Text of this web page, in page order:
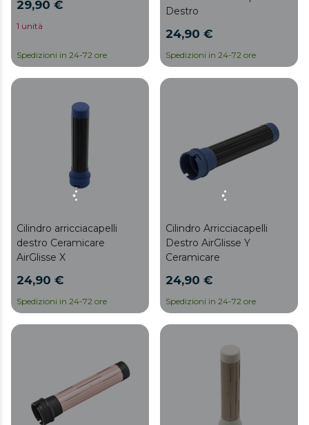
29,90 €
1 unità
Spedizioni in 24-72 ore
Destro
24,90 €
Spedizioni in 24-72 ore
Cilindro arricciacapelli
destro Ceramicare
AirGlisse X
24,90 €
Spedizioni in 24-72 ore
Cilindro Arricciacapelli
Destro AirGlisse Y
Ceramicare
24,90 €
Spedizioni in 24-72 ore